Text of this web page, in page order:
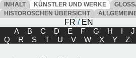
INHALT KÛNSTLER UND WERKE
HISTOROSCHEN ÜBERSICHT
FR / EN
A
B C D E F G H I J
Q
R S T U V W X Y Z